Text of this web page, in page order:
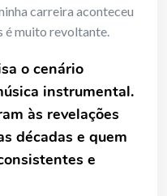
carreira aconteceu
é muito revoltante.
o cenário
instrumental.
às revelações
décadas e quem
e